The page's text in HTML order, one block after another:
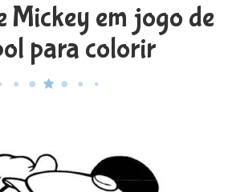
Mickey em jogo de
para colorir